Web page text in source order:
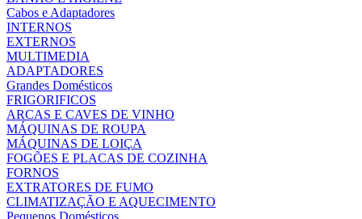
Cabos e Adaptadores
INTERNOS
EXTERNOS
MULTIMEDIA
ADAPTADORES
Grandes Domésticos
FRIGORIFICOS
ARCAS E CAVES DE VINHO
MÁQUINAS DE ROUPA
MÁQUINAS DE LOIÇA
FOGÕES E PLACAS DE COZINHA
FORNOS
EXTRATORES DE FUMO
CLIMATIZAÇÃO E AQUECIMENTO